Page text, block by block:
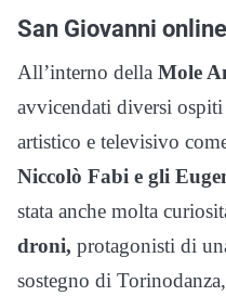
San Giovanni online
All’interno della Mole
avvicendati diversi
artistico e televisivo
Niccolò Fabi e gli
stata anche molta
droni, protagonisti di
sostegno di